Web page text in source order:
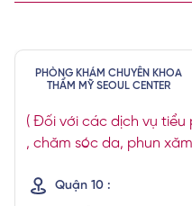
PHÒNG KHÁM CHUYÊN KHOA
THẨM MỸ SEOUL CENTER
( Đối với các dịch vụ
, chăm sóc da, phun
Quận 10 :